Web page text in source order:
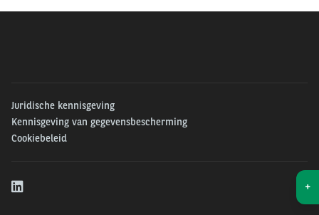
Juridische kennisgeving
Kennisgeving van gegevensbescherming
Cookiebeleid
+